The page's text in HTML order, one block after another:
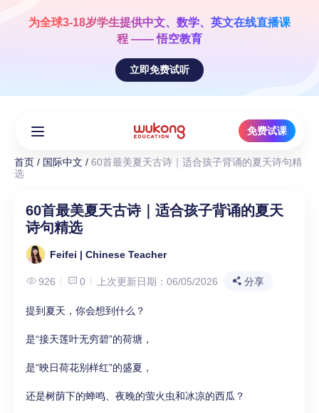
为全球3-18岁学生提供中文、数学、英文在线直播课
程 —— 悟空教育
立即免费试听
免费试课
首页 / 国际中文 / 60首最美夏天古诗｜适合孩子背诵的夏天诗句精
选
60首最美夏天古诗｜适合孩子背诵的夏天
诗句精选
Feifei | Chinese Teacher
926 0 上次更新日期：06/05/2026 分享
提到夏天，你会想到什么？
是“接天莲叶无穷碧”的荷塘，
是“映日荷花别样红”的盛夏，
还是树荫下的蝉鸣、夜晚的萤火虫和冰凉的西瓜？